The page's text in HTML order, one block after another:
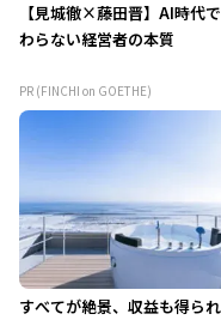
【見城徹×藤田晋】AI時代
わらない経営者の本質
PR (FINCHI on GOETHE)
すべてが絶景、収益も得ら